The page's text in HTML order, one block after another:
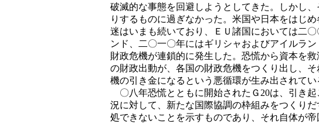
破滅的な事態を回避しようとしてきた。しかし
りするものに過ぎなかった。米国や日本をはじ
迷はいまも続いており、ＥＵ諸国においては二
ンド、二〇一〇年にはギリシャおよびアイルラ
財政危機が連鎖的に発生した。恐慌から資本を
の財政出動が、各国の財政危機をつくり出し、
機の引き金になるという悪循環が生み出されてい
〇八年恐慌とともに開始されたＧ20は、引き起
況に対して、新たな国際協調の枠組みをつくり
処できないことを示すものであり、それ自体が